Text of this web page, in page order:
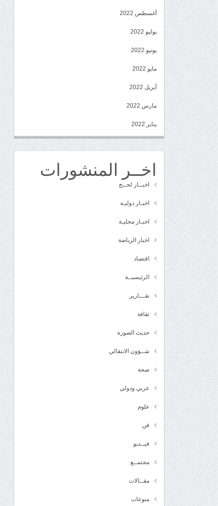
أغسطس 2022
يوليو 2022
يونيو 2022
مايو 2022
أبريل 2022
مارس 2022
يناير 2022
اخــر المنشورات
اخبــار لحــج
اخبـار دوليـة
اخبـار محليـة
اخبار الرياضة
اقتصاد
الرئيسيــة
تقـــارير
ثقافة
حديث الصورة
شــؤون الانتقالي
صحة
عربي ودولي
علوم
فن
فيــديو
مجتمــع
مقــالات
منوعات